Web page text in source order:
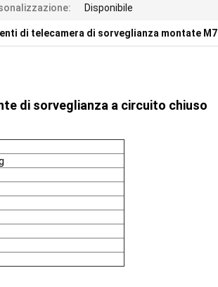
Disponibile
di telecamera di sorveglianza montate M7
di sorveglianza a circuito chiuso